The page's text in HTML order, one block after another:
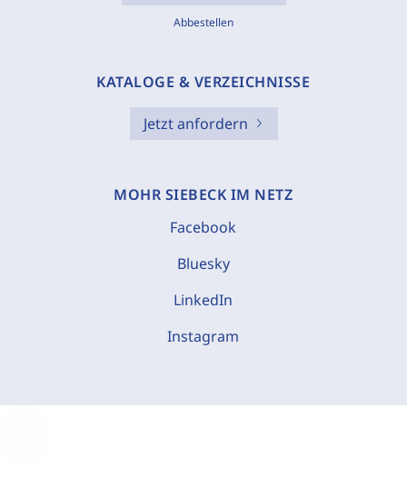
Abbestellen
KATALOGE & VERZEICHNISSE
Jetzt anfordern
MOHR SIEBECK IM NETZ
Facebook
Bluesky
LinkedIn
Instagram